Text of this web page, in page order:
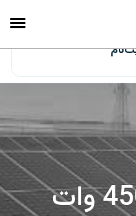
مونوکریستال 450 وات